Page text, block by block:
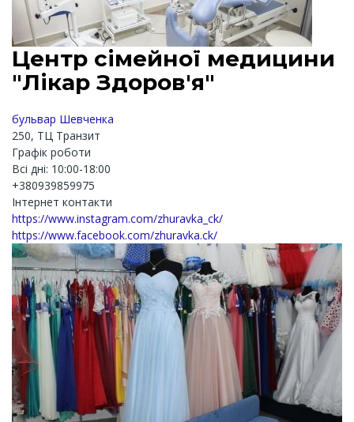
Центр сімейної медицини
"Лікар Здоров'я"
бульвар Шевченка
250, ТЦ Транзит
Графік роботи
Всі дні: 10:00-18:00
+380939859975
Інтернет контакти
https://www.instagram.com/zhuravka_ck/
https://www.facebook.com/zhuravka.ck/